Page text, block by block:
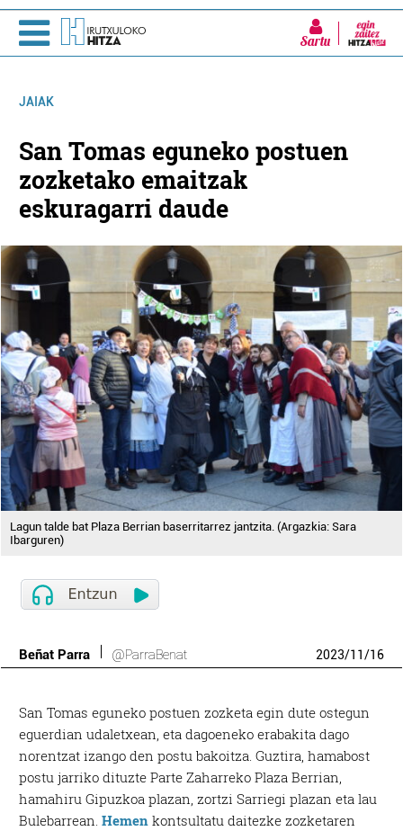
Sartu
JAIAK
San Tomas eguneko postuen
zozketako emaitzak
eskuragarri daude
Lagun talde bat Plaza Berrian baserritarrez jantzita. (Argazkia: Sara
Ibarguren)
Beñat Parra @ParraBenat 2023/11/16
San Tomas eguneko postuen zozketa egin dute ostegun
eguerdian udaletxean, eta dagoeneko erabakita dago
norentzat izango den postu bakoitza. Guztira, hamabost
postu jarriko dituzte Parte Zaharreko Plaza Berrian,
hamahiru Gipuzkoa plazan, zortzi Sarriegi plazan eta lau
Bulebarrean.Hemen kontsultatu daitezke zozketaren